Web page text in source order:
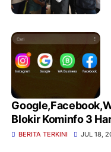
Blokir Kominfo 3
BERITA TERKINI JUL 18,